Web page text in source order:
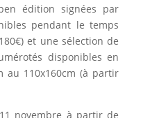
édition signées par
pendant le temps
et une sélection de
disponibles en
au 110x160cm (à partir
novembre à partir de